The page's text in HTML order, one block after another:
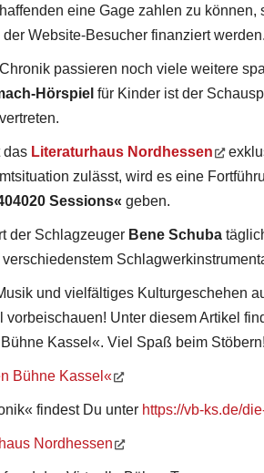
eine Gage zahlen zu können,
Website-Besucher finanziert werden.
passieren noch viele weitere
Hörspiel für Kinder ist der
das Literaturhaus Nordhessen
zulässt, wird es eine
Sessions« geben.
der Schlagzeuger Bene Schuba
und vielfältiges Kulturgeschehen
vorbeischauen! Unter diesem Artikel
Kassel«. Viel Spaß beim Stöbern!
Bühne Kassel«
findest Du unter https://vb-ks.de/
Nordhessen